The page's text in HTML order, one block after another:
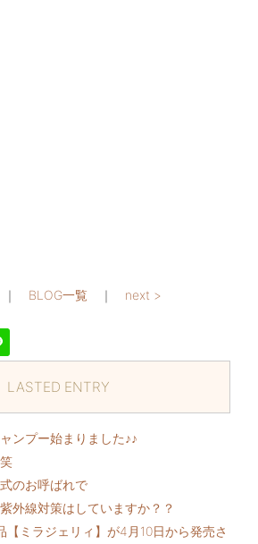
BLOG一覧 ｜ next >
LASTED ENTRY
ンプー始まりました♪♪
のお呼ばれで
外線対策はしていますか？？
【ミラジェリィ】が4月10日から発売さ